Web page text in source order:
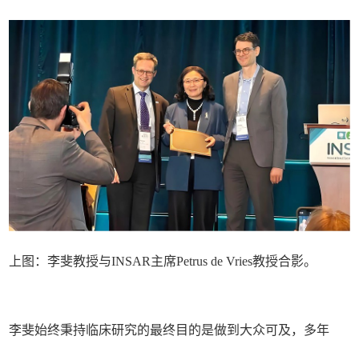
上图：李斐教授与INSAR主席Petrus de Vries教授合影。
李斐始终秉持临床研究的最终目的是做到大众可及，多年